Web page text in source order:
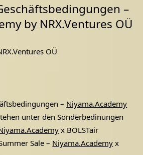
–
by NRX.Ventures OÜ
OÜ
– Niyama.Academy
unter den Sonderbedinungen
x BOLSTair
Sale – Niyama.Academy x